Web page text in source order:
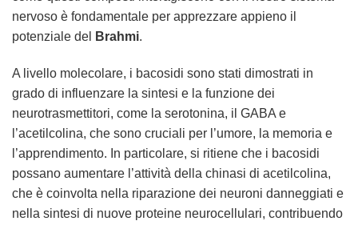
nervoso è fondamentale per apprezzare appieno il
potenziale del
Brahmi.
A livello molecolare, i bacosidi sono stati dimostrati in
grado di influenzare la sintesi e la funzione dei
neurotrasmettitori, come la serotonina, il GABA e
l’acetilcolina, che sono cruciali per l’umore, la memoria e
l’apprendimento. In particolare, si ritiene che i bacosidi
possano aumentare l’attività della chinasi di acetilcolina,
che è coinvolta nella riparazione dei neuroni danneggiati e
nella sintesi di nuove proteine neurocellulari, contribuendo